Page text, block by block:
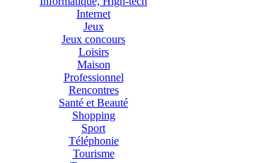
Internet
Jeux
Jeux concours
Loisirs
Maison
Professionnel
Rencontres
Santé et Beauté
Shopping
Sport
Téléphonie
Tourisme